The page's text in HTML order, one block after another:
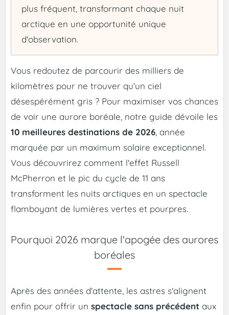
plus fréquent, transformant chaque nuit
arctique en une opportunité unique
d'observation.
Vous redoutez de parcourir des milliers de
kilomètres pour ne trouver qu'un ciel
désespérément gris ? Pour maximiser vos chances
de voir une aurore boréale, notre guide dévoile les
10 meilleures destinations de 2026 , année
marquée par un maximum solaire exceptionnel.
Vous découvrirez comment l'effet Russell
McPherron et le pic du cycle de 11 ans
transforment les nuits arctiques en un spectacle
flamboyant de lumières vertes et pourpres.
Pourquoi 2026 marque l'apogée des aurores
boréales
Après des années d'attente, les astres s'alignent
enfin pour offrir un spectacle sans précédent aux